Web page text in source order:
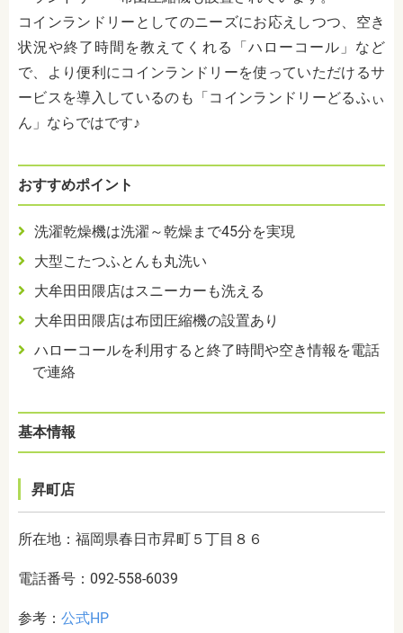
コインランドリーとしてのニーズにお応えしつつ、空き
状況や終了時間を教えてくれる「ハローコール」など
で、より便利にコインランドリーを使っていただけるサ
ービスを導入しているのも「コインランドリーどるふぃ
ん」ならではです♪
おすすめポイント
洗濯乾燥機は洗濯～乾燥まで45分を実現
大型こたつふとんも丸洗い
大牟田田隈店はスニーカーも洗える
大牟田田隈店は布団圧縮機の設置あり
ハローコールを利用すると終了時間や空き情報を電話
で連絡
基本情報
昇町店
所在地：福岡県春日市昇町５丁目８６
電話番号：092-558-6039
参考： 公式HP